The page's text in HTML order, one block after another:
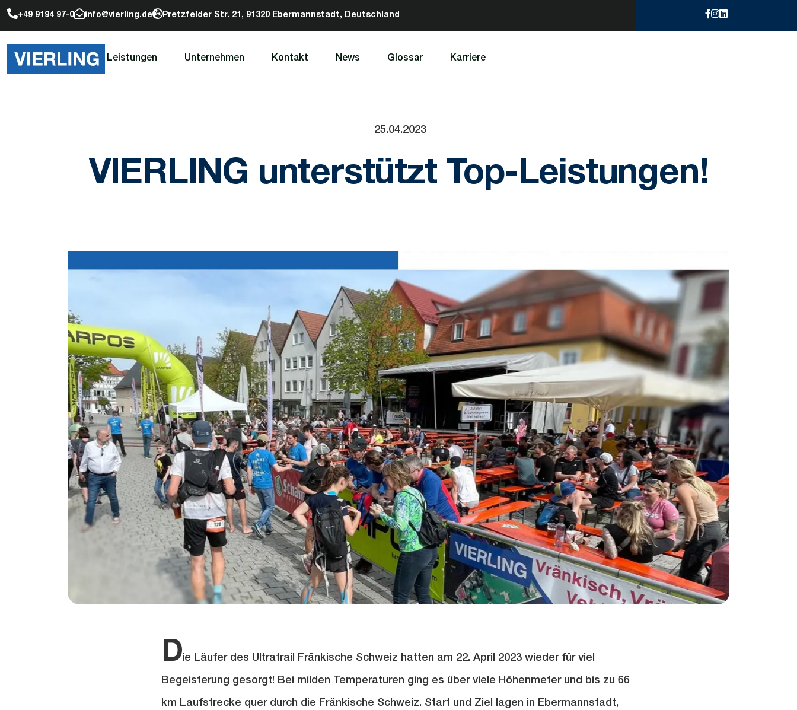
+49 9194 97-0 info@vierling.de Pretzfelder Str. 21, 91320 Ebermannstadt, Deutschland
Leistungen Unternehmen Kontakt News Glossar Karriere
25.04.2023
VIERLING unterstützt Top-Leistungen!
Die Läufer des Ultratrail Fränkische Schweiz hatten am 22. April 2023 wieder für viel
Begeisterung gesorgt! Bei milden Temperaturen ging es über viele Höhenmeter und bis zu 66
km Laufstrecke quer durch die Fränkische Schweiz. Start und Ziel lagen in Ebermannstadt,